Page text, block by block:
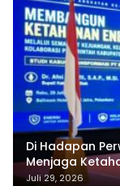
Di Hadapan
Menjaga
Juli 29, 2026